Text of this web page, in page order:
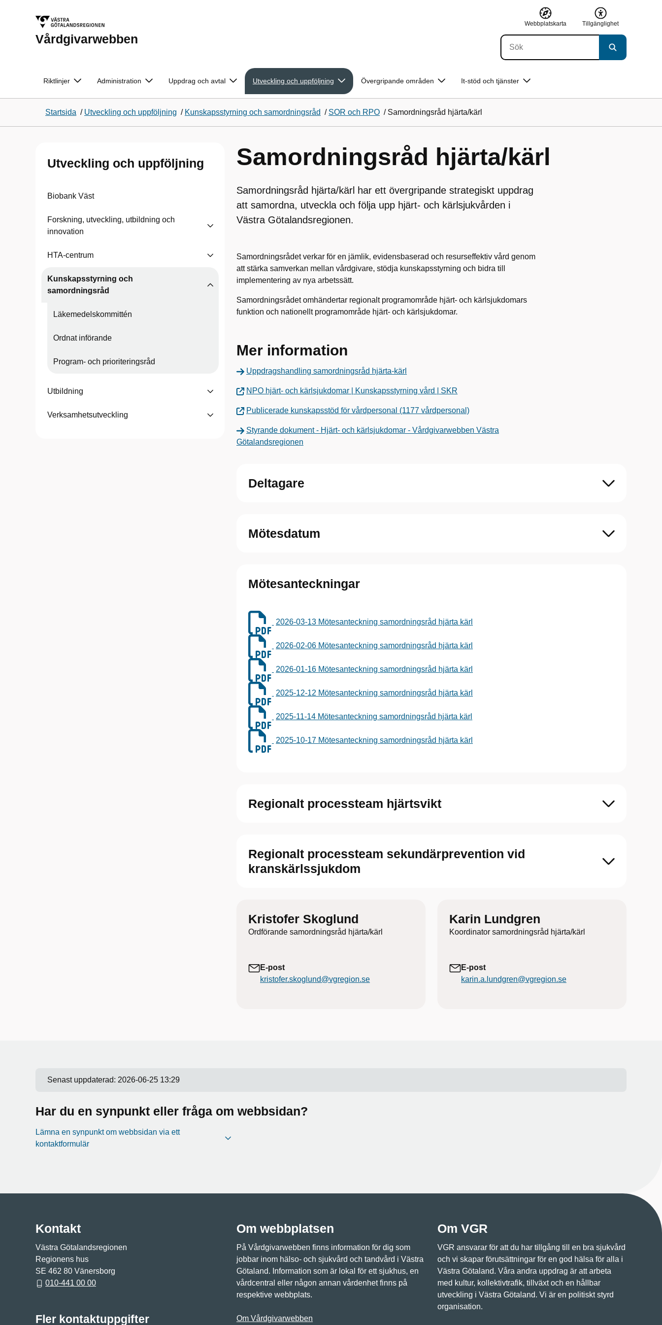
Vårdgivarwebben
Webbplatskarta Tillgänglighet
Riktlinjer Administration Uppdrag och avtal Utveckling och uppföljning Övergripande områden It-stöd och tjänster
Startsida / Utveckling och uppföljning / Kunskapsstyrning och samordningsråd / SOR och RPO / Samordningsråd hjärta/kärl
Utveckling och uppföljning
Biobank Väst
Forskning, utveckling, utbildning och
innovation
HTA-centrum
Kunskapsstyrning och
samordningsråd
Läkemedelskommittén
Ordnat införande
Program- och prioriteringsråd
Utbildning
Verksamhetsutveckling
Samordningsråd hjärta/kärl
Samordningsråd hjärta/kärl har ett övergripande strategiskt uppdrag
att samordna, utveckla och följa upp hjärt- och kärlsjukvården i
Västra Götalandsregionen.
Samordningsrådet verkar för en jämlik, evidensbaserad och resurseffektiv vård genom
att stärka samverkan mellan vårdgivare, stödja kunskapsstyrning och bidra till
implementering av nya arbetssätt.
Samordningsrådet omhändertar regionalt programområde hjärt- och kärlsjukdomars
funktion och nationellt programområde hjärt- och kärlsjukdomar.
Mer information
Uppdragshandling samordningsråd hjärta-kärl
NPO hjärt- och kärlsjukdomar | Kunskapsstyrning vård | SKR
Publicerade kunskapsstöd för vårdpersonal (1177 vårdpersonal)
Styrande dokument - Hjärt- och kärlsjukdomar - Vårdgivarwebben Västra
Götalandsregionen
Deltagare
Mötesdatum
Mötesanteckningar
2026-03-13 Mötesanteckning samordningsråd hjärta kärl
2026-02-06 Mötesanteckning samordningsråd hjärta kärl
2026-01-16 Mötesanteckning samordningsråd hjärta kärl
2025-12-12 Mötesanteckning samordningsråd hjärta kärl
2025-11-14 Mötesanteckning samordningsråd hjärta kärl
2025-10-17 Mötesanteckning samordningsråd hjärta kärl
Regionalt processteam hjärtsvikt
Regionalt processteam sekundärprevention vid
kranskärlssjukdom
Kristofer Skoglund
Ordförande samordningsråd hjärta/kärl
E-post
kristofer.skoglund@vgregion.se
Karin Lundgren
Koordinator samordningsråd hjärta/kärl
E-post
karin.a.lundgren@vgregion.se
Senast uppdaterad: 2026-06-25 13:29
Har du en synpunkt eller fråga om webbsidan?
Lämna en synpunkt om webbsidan via ett
kontaktformulär
Kontakt
Västra Götalandsregionen
Regionens hus
SE 462 80 Vänersborg
010-441 00 00
Fler kontaktuppgifter
Om webbplatsen
På Vårdgivarwebben finns information för dig som
jobbar inom hälso- och sjukvård och tandvård i Västra
Götaland. Information som är lokal för ett sjukhus, en
vårdcentral eller någon annan vårdenhet finns på
respektive webbplats.
Om Vårdgivarwebben
Om VGR
VGR ansvarar för att du har tillgång till en bra sjukvård
och vi skapar förutsättningar för en god hälsa för alla i
Västra Götaland. Våra andra uppdrag är att arbeta
med kultur, kollektivtrafik, tillväxt och en hållbar
utveckling i Västra Götaland. Vi är en politiskt styrd
organisation.